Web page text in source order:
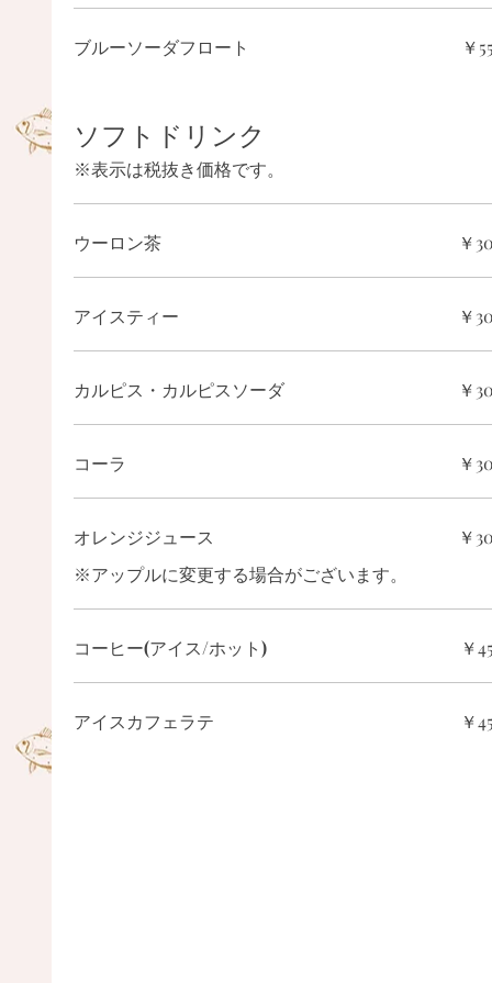
ブルーソーダフロート ￥
ソフトドリンク
※表示は税抜き価格です。
ウーロン茶 ￥
アイスティー ￥
カルピス・カルピスソーダ ￥
コーラ ￥
オレンジジュース
※アップルに変更する場合がございます。
￥
コーヒー(アイス/ホット) ￥
アイスカフェラテ ￥